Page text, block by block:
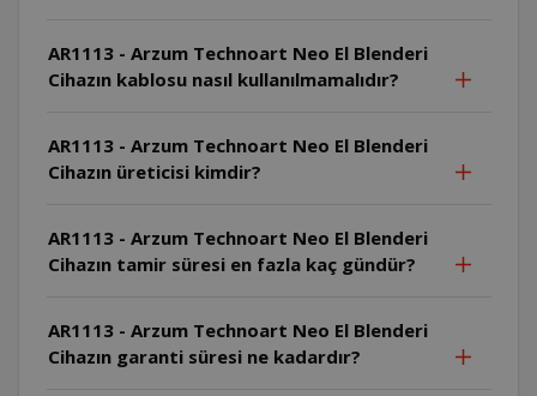
AR1113 - Arzum Technoart Neo El Blenderi
Cihazın kablosu nasıl kullanılmamalıdır?
AR1113 - Arzum Technoart Neo El Blenderi
Cihazın üreticisi kimdir?
AR1113 - Arzum Technoart Neo El Blenderi
Cihazın tamir süresi en fazla kaç gündür?
AR1113 - Arzum Technoart Neo El Blenderi
Cihazın garanti süresi ne kadardır?